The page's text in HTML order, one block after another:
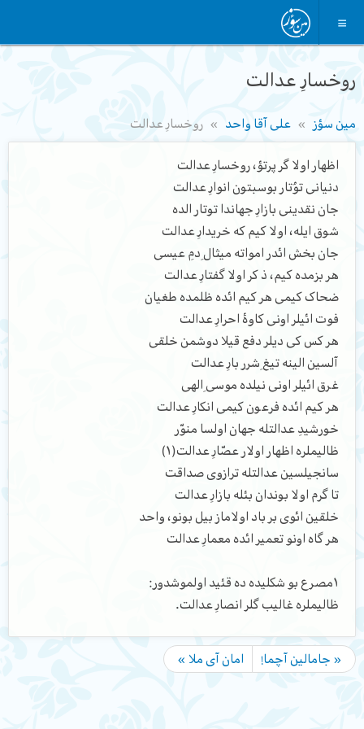
روخسارِ عدالت
مین سؤز علی آقا واحد روخسارِ عدالت
اظهار اولا گر پرتؤ، روخسارِ عدالت
دنیانی توُتار بوسبتون انوارِ عدالت
جان نقدینی بازارِ جهاندا توتار الده
شوق ایله، اولا کیم که خریدارِ عدالت
جان بخش ائدر امواته میثالِ دمِ عیسی
هر بزمده کیم، ذ کر اولا گفتارِ عدالت
ضحاک کیمی هر کیم ائده ظلمده طغیان
فوت ائیلر اونی کاوهٔ احرارِ عدالت
هر کس کی دیلر دفع قیلا دوشمن خلقی
آلسین الینه تیغِ شرر بارِ عدالت
غرق ائیلر اونی نیلده موسیِ الهی
هر کیم ائده فرعون کیمی انکارِ عدالت
خورشیدِ عدالتله جهان اولسا منوّر
ظالیملره اظهار اولار عصّارِ عدالت(١)
سانجیلسین عدالتله ترازوی صداقت
تا گرم اولا بوندان بئله بازارِ عدالت
خلقین ائوی بر باد اولاماز بیل بونو، واحد
هر گاه اونو تعمیر ائده معمارِ عدالت
١مصرع بو شکلیده ده قئید اولموشدور:
ظالیملره غالیب گلر انصارِ عدالت.
« جامالین آچما! امان آی ملا »